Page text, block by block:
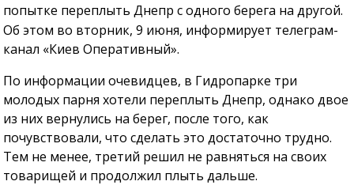
попытке переплыть Днепр с одного берега на другой.
Об этом во вторник, 9 июня, информирует телеграм-
канал «Киев Оперативный».
По информации очевидцев, в Гидропарке три
молодых парня хотели переплыть Днепр, однако двое
из них вернулись на берег, после того, как
почувствовали, что сделать это достаточно трудно.
Тем не менее, третий решил не равняться на своих
товарищей и продолжил плыть дальше.